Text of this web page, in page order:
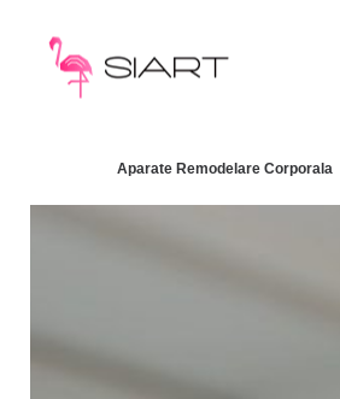
Aparate Remodelare Corporala